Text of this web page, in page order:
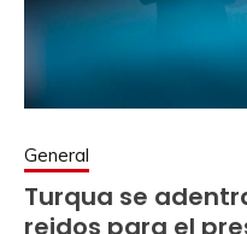
General
Turqua se
reidos para el